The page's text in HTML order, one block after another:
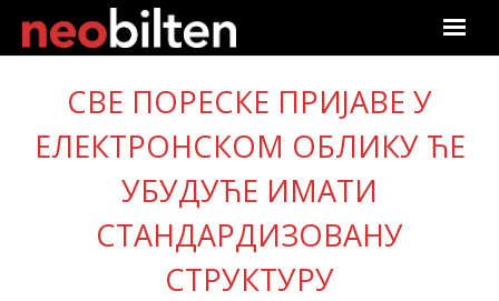
Почетна
Претрага
Актуелно
Подаци
СВЕ ПОРЕСКЕ ПРИЈАВЕ У
ЕЛЕКТРОНСКОМ ОБЛИКУ ЋЕ
УБУДУЋЕ ИМАТИ
СТАНДАРДИЗОВАНУ
СТРУКТУРУ